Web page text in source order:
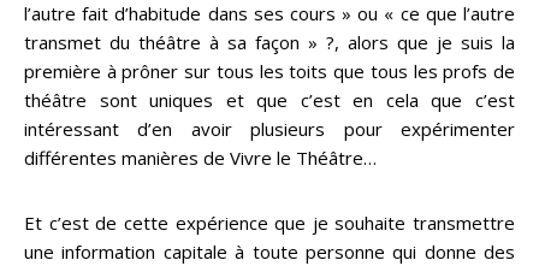
l’autre fait d’habitude dans ses cours » ou « ce que l’autre
transmet du théâtre à sa façon » ?, alors que je suis la
première à prôner sur tous les toits que tous les profs de
théâtre sont uniques et que c’est en cela que c’est
intéressant d’en avoir plusieurs pour expérimenter
différentes manières de Vivre le Théâtre…
Et c’est de cette expérience que je souhaite transmettre
une information capitale à toute personne qui donne des